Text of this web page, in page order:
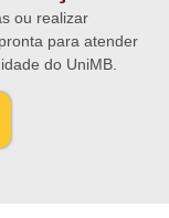
ou realizar
para atender
do UniMB.